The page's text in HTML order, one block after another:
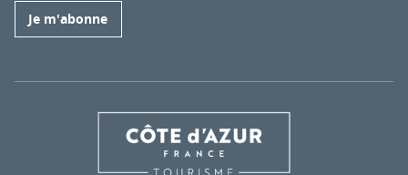
Je m'abonne